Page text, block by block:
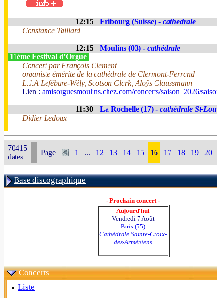
12:15 Fribourg (Suisse) - cathedrale
Constance Taillard
12:15 Moulins (03) - cathédrale
11ème Festival d’Orgue
Concert par François Clement
organiste émérite de la cathédrale de Clermont-Ferrand
L.J.A Lefébure-Wély, Scotson Clark, Aloÿs Claussmann
Lien : amisorguesmoulins.chez.com/concerts/saison_2026/
11:30 La Rochelle (17) - cathédrale St-
Didier Ledoux
70415
dates
Page 1 ... 12 13 14 15 16 17 18 19 20
Base discographique
- Prochain concert -
Aujourd'hui
Vendredi 7 Août
Paris (75)
Cathédrale Sainte-Croix-
des-Arméniens
Concerts
Liste